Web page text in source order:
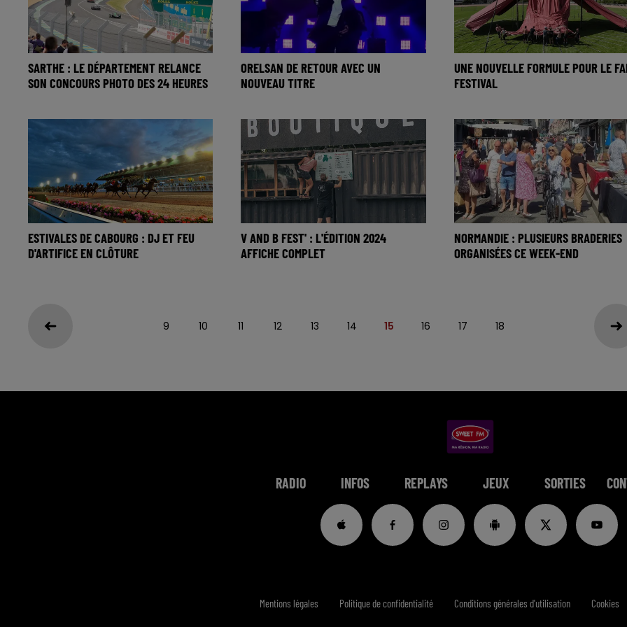
SARTHE : LE DÉPARTEMENT RELANCE
SON CONCOURS PHOTO DES 24 HEURES
ORELSAN DE RETOUR AVEC UN
NOUVEAU TITRE
UNE NOUVELLE FORMULE POUR LE
FESTIVAL
ESTIVALES DE CABOURG : DJ ET FEU
D'ARTIFICE EN CLÔTURE
V AND B FEST' : L'ÉDITION 2024
AFFICHE COMPLET
NORMANDIE : PLUSIEURS BRADERIES
ORGANISÉES CE WEEK-END
9 10 11 12 13 14 15 16 17 18
RADIO INFOS REPLAYS JEUX SORTIES
Mentions légales Politique de confidentialité Conditions générales d'utilisation Cookies